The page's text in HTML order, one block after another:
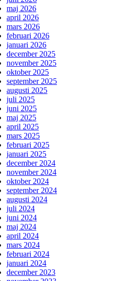
maj 2026
april 2026
mars 2026
februari 2026
januari 2026
december 2025
november 2025
oktober 2025
september 2025
augusti 2025
juli 2025
juni 2025
maj 2025
april 2025
mars 2025
februari 2025
januari 2025
december 2024
november 2024
oktober 2024
september 2024
augusti 2024
juli 2024
juni 2024
maj 2024
april 2024
mars 2024
februari 2024
januari 2024
december 2023